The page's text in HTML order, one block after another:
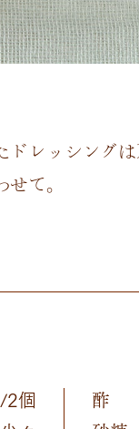
レッシング
て。
2個 酢